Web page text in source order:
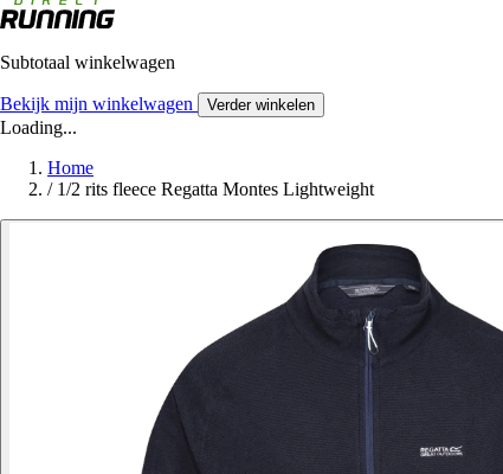
Subtotaal winkelwagen
Bekijk mijn winkelwagen Verder winkelen
Loading...
Home
/ 1/2 rits fleece Regatta Montes Lightweight